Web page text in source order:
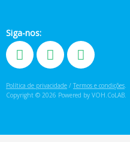
Siga-nos:
Política de privacidade / Termos e condições.
Copyright © 2026 Powered by VOH.CoLAB.